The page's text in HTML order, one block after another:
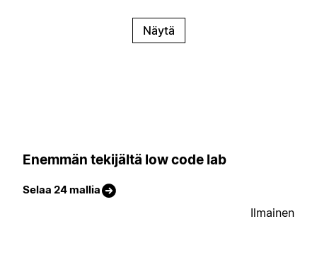
Näytä
Enemmän tekijältä low code lab
Selaa 24 mallia
Ilmainen